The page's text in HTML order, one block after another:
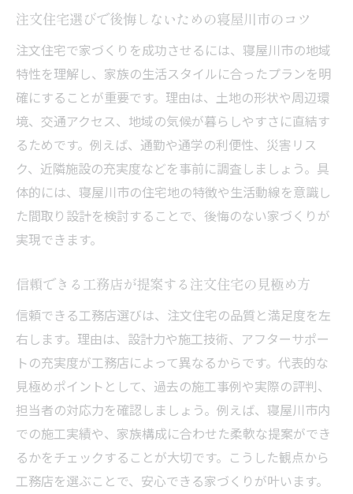
注文住宅選びで後悔しないための寝屋川市のコツ
注文住宅で家づくりを成功させるには、寝屋川市の地域
特性を理解し、家族の生活スタイルに合ったプランを明
確にすることが重要です。理由は、土地の形状や周辺環
境、交通アクセス、地域の気候が暮らしやすさに直結す
るためです。例えば、通勤や通学の利便性、災害リス
ク、近隣施設の充実度などを事前に調査しましょう。具
体的には、寝屋川市の住宅地の特徴や生活動線を意識し
た間取り設計を検討することで、後悔のない家づくりが
実現できます。
信頼できる工務店が提案する注文住宅の見極め方
信頼できる工務店選びは、注文住宅の品質と満足度を左
右します。理由は、設計力や施工技術、アフターサポー
トの充実度が工務店によって異なるからです。代表的な
見極めポイントとして、過去の施工事例や実際の評判、
担当者の対応力を確認しましょう。例えば、寝屋川市内
での施工実績や、家族構成に合わせた柔軟な提案ができ
るかをチェックすることが大切です。こうした観点から
工務店を選ぶことで、安心できる家づくりが叶います。